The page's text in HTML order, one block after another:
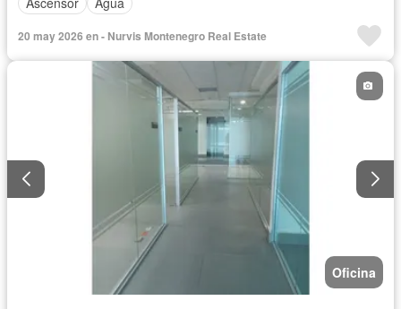
20 may 2026 en - Nurvis Montenegro Real Estate
Oficina